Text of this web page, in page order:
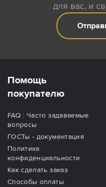
для вас, и
Помощь
покупателю
FAQ : Часто задаваемые
вопросы
ГОСТы - документация
Политика
конфиденциальности
Как сделать заказ
Способы оплаты